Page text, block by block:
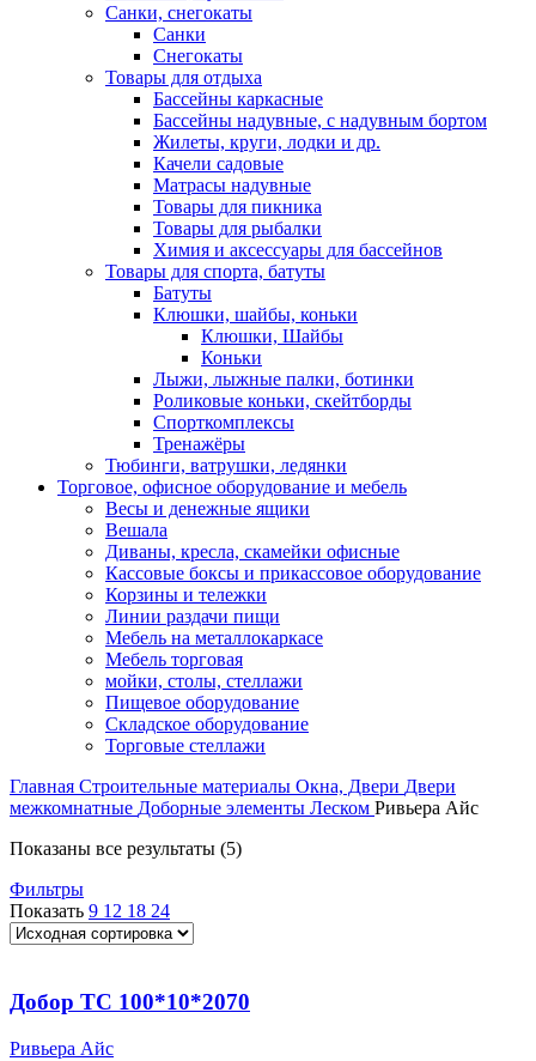
Санки, снегокаты
Санки
Снегокаты
Товары для отдыха
Бассейны каркасные
Бассейны надувные, с надувным бортом
Жилеты, круги, лодки и др.
Качели садовые
Матрасы надувные
Товары для пикника
Товары для рыбалки
Химия и аксессуары для бассейнов
Товары для спорта, батуты
Батуты
Клюшки, шайбы, коньки
Клюшки, Шайбы
Коньки
Лыжи, лыжные палки, ботинки
Роликовые коньки, скейтборды
Спорткомплексы
Тренажёры
Тюбинги, ватрушки, ледянки
Торговое, офисное оборудование и мебель
Весы и денежные ящики
Вешала
Диваны, кресла, скамейки офисные
Кассовые боксы и прикассовое оборудование
Корзины и тележки
Линии раздачи пищи
Мебель на металлокаркасе
Мебель торговая
мойки, столы, стеллажи
Пищевое оборудование
Складское оборудование
Торговые стеллажи
Главная Строительные материалы Окна, Двери Двери
межкомнатные Доборные элементы Леском Ривьера Айс
Показаны все результаты (5)
Фильтры
Показать 9 12 18 24
Добор ТС 100*10*2070
Ривьера Айс